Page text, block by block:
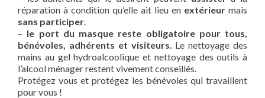
réparation à condition qu’elle ait lieu en extérieur mais
sans participer.
– le port du masque reste obligatoire pour tous,
bénévoles, adhérents et visiteurs. Le nettoyage des
mains au gel hydroalcoolique et nettoyage des outils à
l’alcool ménager restent vivement conseillés.
Protégez vous et protégez les bénévoles qui travaillent
pour vous !